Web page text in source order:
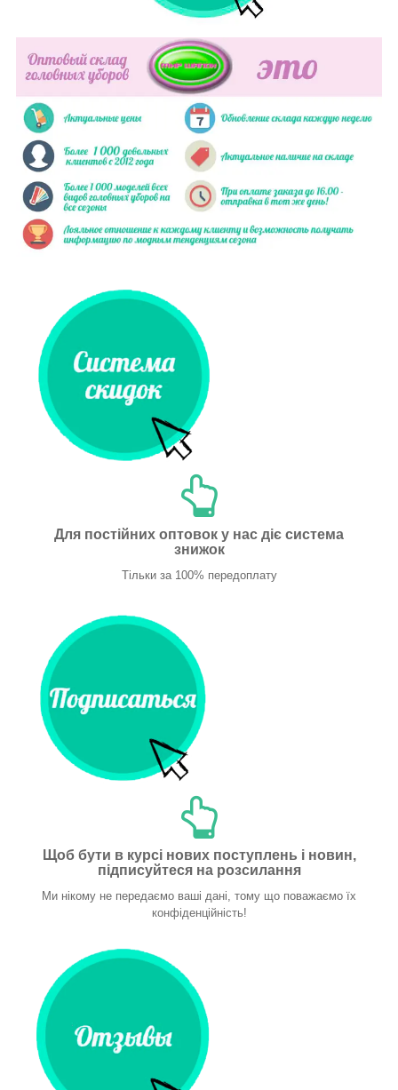
Для постійних оптовок у нас діє система
знижок
Тільки за 100% передоплату
Щоб бути в курсі нових поступлень і новин,
підписуйтеся на розсилання
Ми нікому не передаємо ваші дані, тому що поважаємо їх
конфіденційність!